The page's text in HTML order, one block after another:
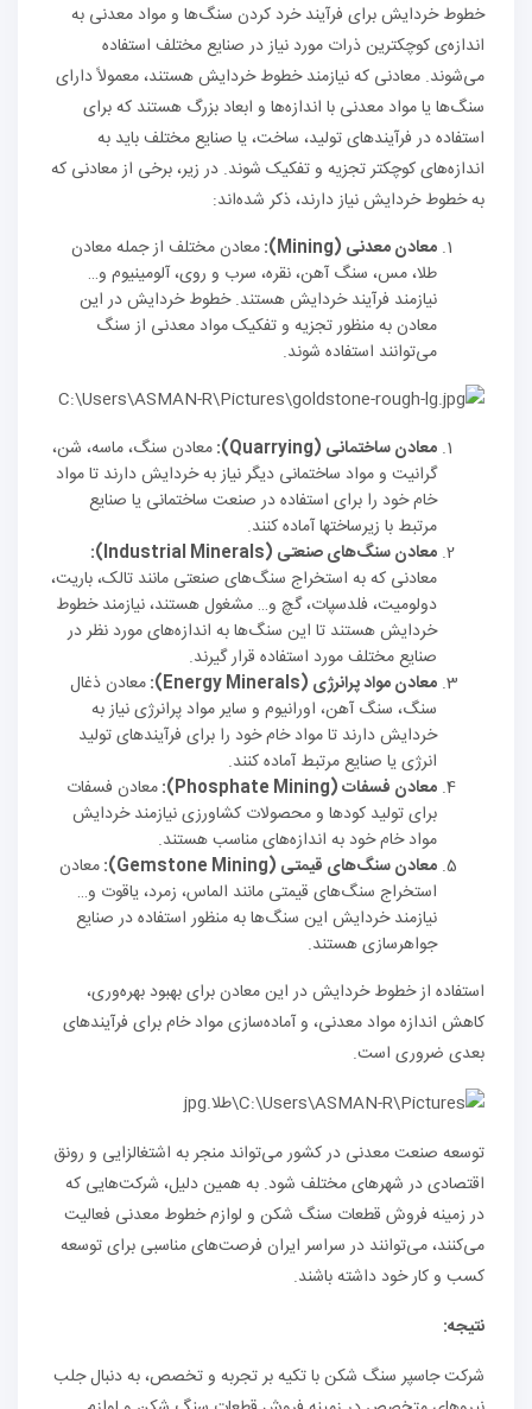
خطوط خردایش برای فرآیند خرد کردن سنگ‌ها و مواد معدنی به
اندازه‌ی کوچکترین ذرات مورد نیاز در صنایع مختلف استفاده
می‌شوند. معادنی که نیازمند خطوط خردایش هستند، معمولاً دارای
سنگ‌ها یا مواد معدنی با اندازه‌ها و ابعاد بزرگ هستند که برای
استفاده در فرآیندهای تولید، ساخت، یا صنایع مختلف باید به
اندازه‌های کوچکتر تجزیه و تفکیک شوند. در زیر، برخی از معادنی که
به خطوط خردایش نیاز دارند، ذکر شده‌اند:
معادن معدنی (Mining):
معادن مختلف از جمله معادن
طلا، مس، سنگ آهن، نقره، سرب و روی، آلومینیوم و…
نیازمند فرآیند خردایش هستند. خطوط خردایش در این
معادن به منظور تجزیه و تفکیک مواد معدنی از سنگ
می‌توانند استفاده شوند.
معادن ساختمانی (Quarrying):
معادن سنگ، ماسه، شن،
گرانیت و مواد ساختمانی دیگر نیاز به خردایش دارند تا مواد
خام خود را برای استفاده در صنعت ساختمانی یا صنایع
مرتبط با زیرساختها آماده کنند.
معادن سنگ‌های صنعتی (Industrial Minerals):
معادنی که به استخراج سنگ‌های صنعتی مانند تالک، باریت،
دولومیت، فلدسپات، گچ و… مشغول هستند، نیازمند خطوط
خردایش هستند تا این سنگ‌ها به اندازه‌های مورد نظر در
صنایع مختلف مورد استفاده قرار گیرند.
معادن مواد پرانرژی (Energy Minerals):
معادن ذغال
سنگ، سنگ آهن، اورانیوم و سایر مواد پرانرژی نیاز به
خردایش دارند تا مواد خام خود را برای فرآیندهای تولید
انرژی یا صنایع مرتبط آماده کنند.
معادن فسفات (Phosphate Mining):
معادن فسفات
برای تولید کودها و محصولات کشاورزی نیازمند خردایش
مواد خام خود به اندازه‌های مناسب هستند.
معادن سنگ‌های قیمتی (Gemstone Mining):
معادن
استخراج سنگ‌های قیمتی مانند الماس، زمرد، یاقوت و…
نیازمند خردایش این سنگ‌ها به منظور استفاده در صنایع
جواهرسازی هستند.
استفاده از خطوط خردایش در این معادن برای بهبود بهره‌وری،
کاهش اندازه مواد معدنی، و آماده‌سازی مواد خام برای فرآیندهای
بعدی ضروری است.
توسعه صنعت معدنی در کشور می‌تواند منجر به اشتغالزایی و رونق
اقتصادی در شهرهای مختلف شود. به همین دلیل، شرکت‌هایی که
در زمینه فروش قطعات سنگ شکن و لوازم خطوط معدنی فعالیت
می‌کنند، می‌توانند در سراسر ایران فرصت‌های مناسبی برای توسعه
کسب و کار خود داشته باشند.
نتیجه:
شرکت جاسپر سنگ شکن با تکیه بر تجربه و تخصص، به دنبال جلب